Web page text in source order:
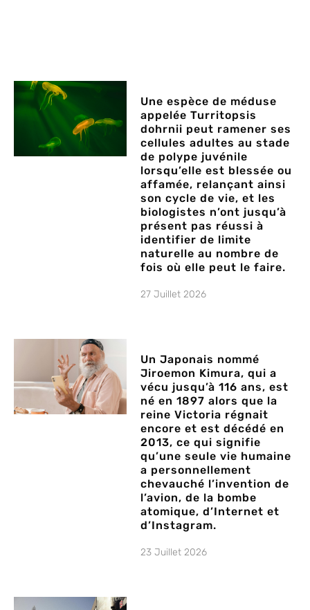
Une espèce de méduse
appelée Turritopsis
dohrnii peut ramener ses
cellules adultes au stade
de polype juvénile
lorsqu’elle est blessée ou
affamée, relançant ainsi
son cycle de vie, et les
biologistes n’ont jusqu’à
présent pas réussi à
identifier de limite
naturelle au nombre de
fois où elle peut le faire.
27 Juillet 2026
Un Japonais nommé
Jiroemon Kimura, qui a
vécu jusqu’à 116 ans, est
né en 1897 alors que la
reine Victoria régnait
encore et est décédé en
2013, ce qui signifie
qu’une seule vie humaine
a personnellement
chevauché l’invention de
l’avion, de la bombe
atomique, d’Internet et
d’Instagram.
23 Juillet 2026